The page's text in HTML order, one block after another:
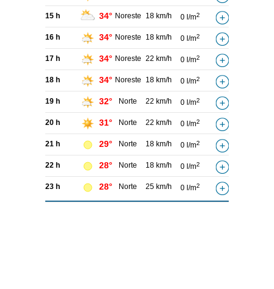
15 h 34° Noreste 18 km/h 0 l/m2
16 h 34° Noreste 18 km/h 0 l/m2
17 h 34° Noreste 22 km/h 0 l/m2
18 h 34° Noreste 18 km/h 0 l/m2
19 h 32° Norte 22 km/h 0 l/m2
20 h 31° Norte 22 km/h 0 l/m2
21 h 29° Norte 18 km/h 0 l/m2
22 h 28° Norte 18 km/h 0 l/m2
23 h 28° Norte 25 km/h 0 l/m2